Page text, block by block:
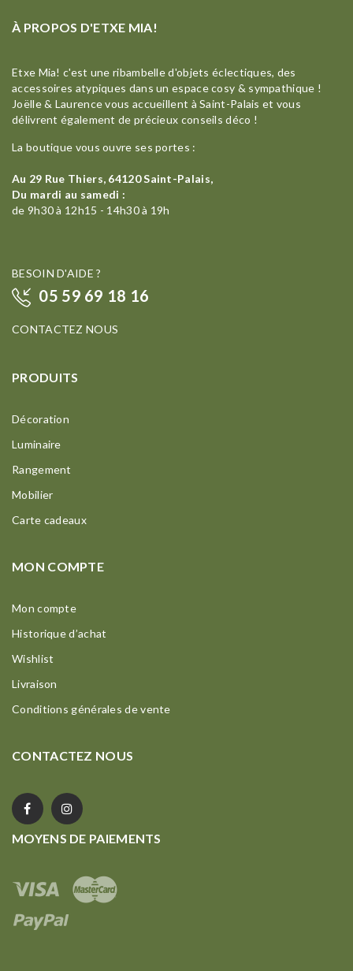
À PROPOS D'ETXE MIA!
Etxe Mia! c'est une ribambelle d'objets éclectiques, des
accessoires atypiques dans un espace cosy & sympathique !
Joëlle & Laurence vous accueillent à Saint-Palais et vous
délivrent également de précieux conseils déco !
La boutique vous ouvre ses portes :
Au 29 Rue Thiers, 64120 Saint-Palais,
Du mardi au samedi :
de 9h30 à 12h15 - 14h30 à 19h
BESOIN D'AIDE ?
05 59 69 18 16
CONTACTEZ NOUS
PRODUITS
Décoration
Luminaire
Rangement
Mobilier
Carte cadeaux
MON COMPTE
Mon compte
Historique d’achat
Wishlist
Livraison
Conditions générales de vente
CONTACTEZ NOUS
MOYENS DE PAIEMENTS